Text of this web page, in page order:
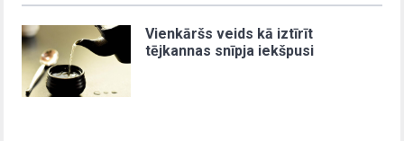
Vienkāršs veids kā iztīrīt
tējkannas snīpja iekšpusi